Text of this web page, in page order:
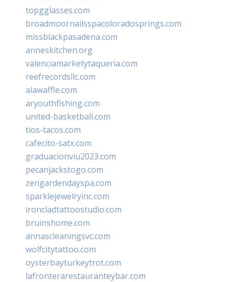
topgglasses.com
broadmoornailsspacoloradosprings.com
missblackpasadena.com
anneskitchen.org
valenciamarketytaqueria.com
reefrecordsllc.com
alawaffle.com
aryouthfishing.com
united-basketball.com
tios-tacos.com
cafecito-satx.com
graduacionviu2023.com
pecanjackstogo.com
zengardendayspa.com
sparklejewelryinc.com
ironcladtattoostudio.com
bruinshome.com
annascleaningsvc.com
wolfcitytattoo.com
oysterbayturkeytrot.com
lafronterarestauranteybar.com